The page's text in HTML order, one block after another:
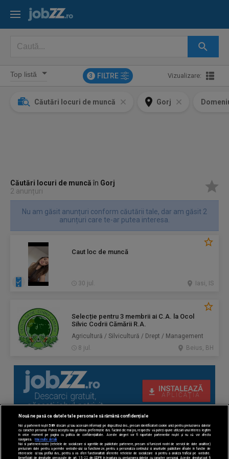
3 FILTRE Vizualizare:
Căutări locuri de muncă Gorj
Căutări locuri de muncăîn Gorj
2 anunțuri
Nu am găsit anunțuri conform căutării tale, dar am găsit 2
anunțuri care te-ar putea interesa.
Caut loc de muncă
30 jul. Iasi, IS
Selecție pentru 3 membrii ai C.A. la Ocol
Silvic Codrii Cămării R.A.
Agricultură / Silvicultură / Drept / Management
8 jul.
Beius, BH
Nouă ne pasă ca datele tale personale să rămână confidențiale
Noi și partenerii noștri 589 stocăm și/sau accesăm informații pe dispozitivul dvs., precum identificatorii cookie unici pentru prelucrarea datelor
cu caracter personal. Puteți accepta sau gestiona preferințele dvs. făcând clic mai jos, respectiv vă puteți opune utilizării unui interes legitim
în orice moment pe pagina cu politica de confidențialitate. Aceste alegeri vor fi raportate partenerilor noștri și nu vă vor afecta
navigarea.
Mai multe detalii
Noi si partenerii nostri (retelele de socializare si agentiile de publicitate partenere, precum si furnizorii nostri de servicii de date analitice)
prelucram date pentru a permite website-ului sa functioneze, pentru a personaliza continutul si anunturile publicitare afisate in functie de
interesele si/sau profilul dvs., pentru a va oferi functionalitati aferente retelelor de socializare si pentru a analiza traficul pe website.
Beneficiati de drepturile prevazute de art. 15-22 din GDPR in legatura cu prelucrarea datelor cu caracter personal. Aceste drepturi pot fi